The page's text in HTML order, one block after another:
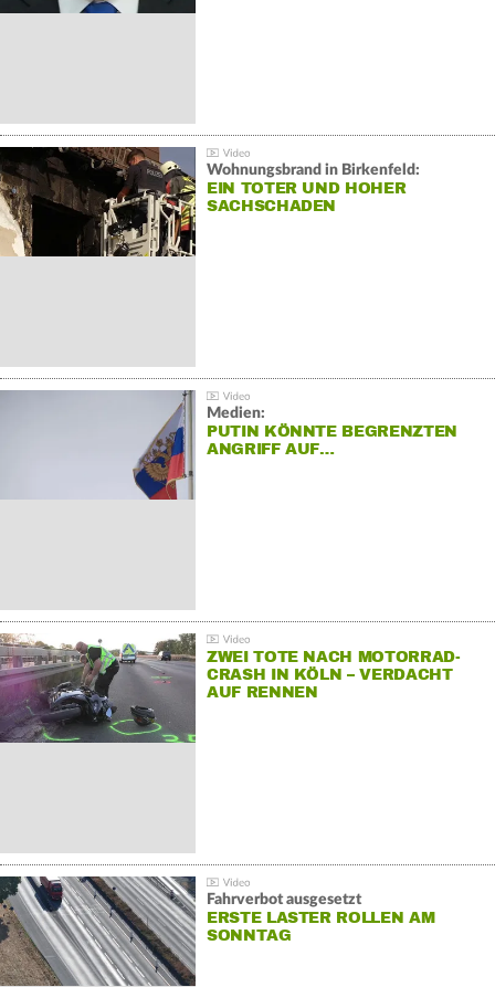
Wohnungsbrand in Birkenfeld:
EIN TOTER UND HOHER
SACHSCHADEN
Medien:
PUTIN KÖNNTE BEGRENZTEN
ANGRIFF AUF…
ZWEI TOTE NACH MOTORRAD-
CRASH IN KÖLN – VERDACHT
AUF RENNEN
Fahrverbot ausgesetzt
ERSTE LASTER ROLLEN AM
SONNTAG